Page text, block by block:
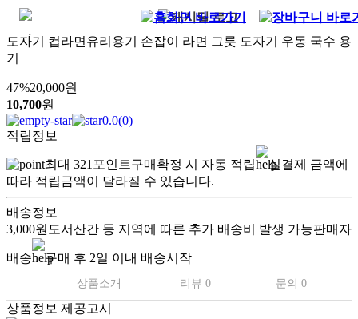
도자기 컵라면유리용기 손잡이 라면 그릇 도자기 우동 국수 용
기
47%20,000원
10,700원
0.0(0)
적립정보
최대 321 포인트구매확정 시 자동 적립
실결제 금액에
따라 적립금액이 달라질 수 있습니다.
배송정보
3,000원 도서산간 등 지역에 따른 추가 배송비 발생 가능판매자
배송 구매 후 2일 이내 배송시작
상품소개 리뷰 0 문의 0
상품정보 제공고시